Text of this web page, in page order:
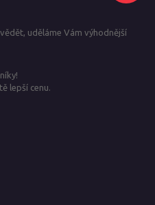
uděláme Vám výhodnější
lepší cenu.